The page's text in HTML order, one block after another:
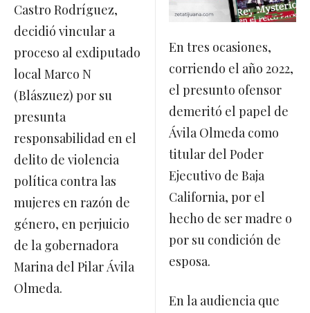
Castro Rodríguez,
decidió vincular a
proceso al exdiputado
local Marco N
(Blászuez) por su
presunta
responsabilidad en el
delito de violencia
política contra las
mujeres en razón de
género, en perjuicio
de la gobernadora
Marina del Pilar Ávila
Olmeda.
En tres ocasiones,
corriendo el año 2022,
el presunto ofensor
demeritó el papel de
Ávila Olmeda como
titular del Poder
Ejecutivo de Baja
California, por el
hecho de ser madre o
por su condición de
esposa.
En la audiencia que